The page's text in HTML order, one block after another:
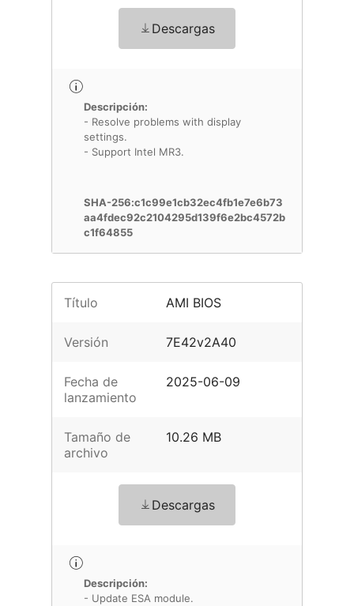
Descargas
Descripción:
- Resolve problems with display
settings.
- Support Intel MR3.
SHA-256:c1c99e1cb32ec4fb1e7e6b73
aa4fdec92c2104295d139f6e2bc4572b
c1f64855
Título AMI BIOS
Versión 7E42v2A40
Fecha de
lanzamiento
2025-06-09
Tamaño de
archivo
10.26 MB
Descargas
Descripción:
- Update ESA module.